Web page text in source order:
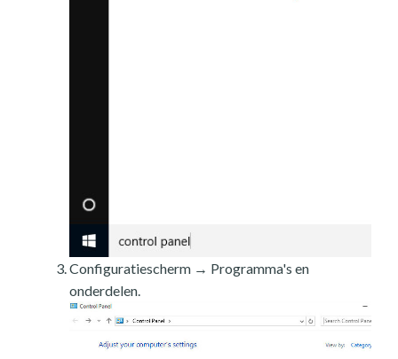
Configuratiescherm → Programma's en
onderdelen.